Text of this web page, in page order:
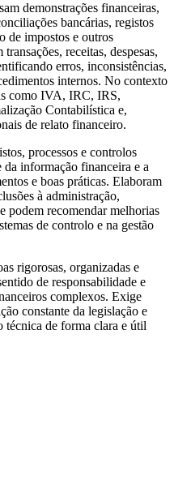
demonstrações financeiras,
bancárias, registos
de impostos e outros
receitas, despesas,
erros, inconsistências,
internos. No contexto
como IVA, IRC, IRS,
Contabilística e,
de relato financeiro.
processos e controlos
informação financeira e a
e boas práticas. Elaboram
à administração,
podem recomendar melhorias
de controlo e na gestão
rigorosas, organizadas e
de responsabilidade e
complexos. Exige
constante da legislação e
de forma clara e útil